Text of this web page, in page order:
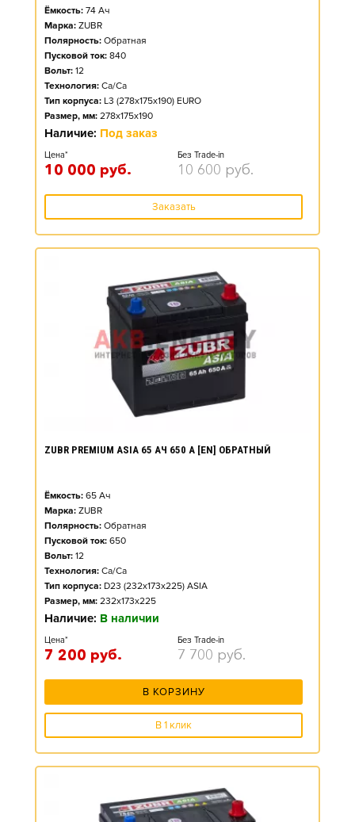
Ёмкость: 74 Ач
Марка: ZUBR
Полярность: Обратная
Пусковой ток: 840
Вольт: 12
Технология: Ca/Ca
Тип корпуса: L3 (278x175x190) EURO
Размер, мм: 278x175x190
Наличие: Под заказ
Цена*
10 000 руб.
Без Trade-in
10 600 руб.
Заказать
ZUBR PREMIUM ASIA 65 АЧ 650 А [EN] ОБРАТНЫЙ
Ёмкость: 65 Ач
Марка: ZUBR
Полярность: Обратная
Пусковой ток: 650
Вольт: 12
Технология: Ca/Ca
Тип корпуса: D23 (232x173x225) ASIA
Размер, мм: 232x173x225
Наличие: В наличии
Цена*
7 200 руб.
Без Trade-in
7 700 руб.
В КОРЗИНУ
В 1 клик